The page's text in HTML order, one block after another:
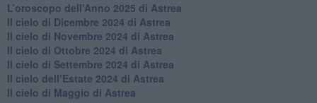
​L’oroscopo dell’Anno 2025 di Astrea
​Il cielo di Dicembre 2024 di Astrea
Il cielo di Novembre 2024 di Astrea
​Il cielo di Ottobre 2024 di Astrea
​Il cielo di Settembre 2024 di Astrea
Il cielo dell’Estate 2024 di Astrea
Il cielo di Maggio di Astrea